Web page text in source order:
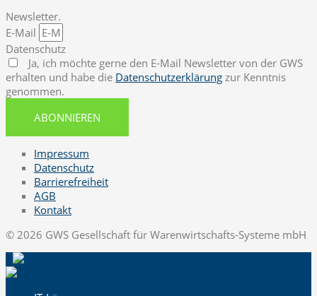
Newsletter.
E-Mail
Datenschutz
Ja, ich möchte gerne den E-Mail Newsletter von der GWS
erhalten und habe die Datenschutzerklärung zur Kenntnis
genommen.
ABONNIEREN
Impressum
Datenschutz
Barrierefreiheit
AGB
Kontakt
© 2026 GWS Gesellschaft für Warenwirtschafts-Systeme mbH